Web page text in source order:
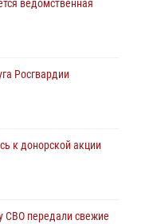
ведомственная
Росгвардии
к донорской акции
СВО передали свежие